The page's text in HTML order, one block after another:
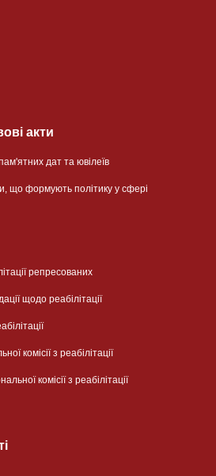
акти
дат та ювілеїв
що формують політику у сфері
репресованих
щодо реабілітації
комісії з реабілітації
комісії з реабілітації